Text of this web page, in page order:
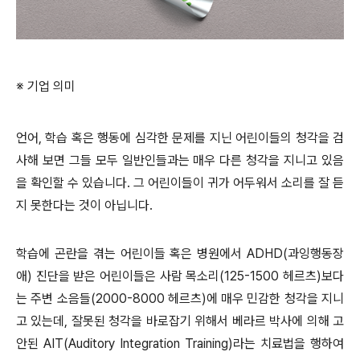
※ 기업 의미
언어, 학습 혹은 행동에 심각한 문제를 지닌 어린이들의 청각을 검
사해 보면 그들 모두 일반인들과는 매우 다른 청각을 지니고 있음
을 확인할 수 있습니다. 그 어린이들이 귀가 어두워서 소리를 잘 듣
지 못한다는 것이 아닙니다.
학습에 곤란을 겪는 어린이들 혹은 병원에서 ADHD(과잉행동장
애) 진단을 받은 어린이들은 사람 목소리 (125-1500헤르츠)보다
는 주변 소음들(2000-8000 헤르츠)에 매우 민감한 청각을 지니
고 있는데, 잘못된 청각을 바로잡기 위해서 베라르 박사에 의해 고
안된 AIT(Auditory Integration Training)라는 치료법을 행하여